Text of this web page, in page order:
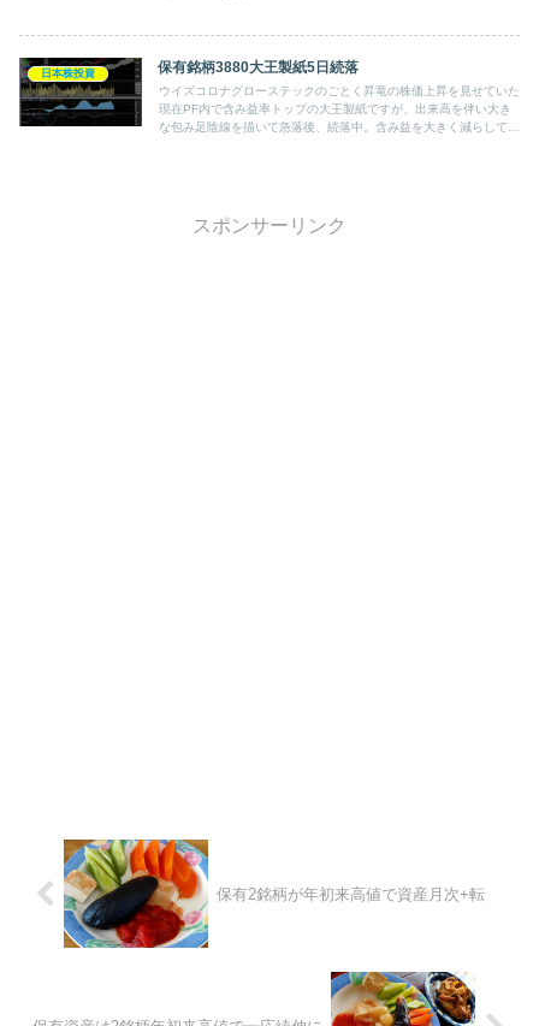
日本株投資 保有銘柄3880大王製紙5日続落
ウイズコロナグローステックのごとく昇竜の株価上昇を見せていた
現在PF内で含み益率トップの大王製紙ですが、出来高を伴い大き
な包み足陰線を描いて急落後、続落中。含み益を大きく減らしてい
スポンサーリンク
保有2銘柄が年初来高値で資産月次+転